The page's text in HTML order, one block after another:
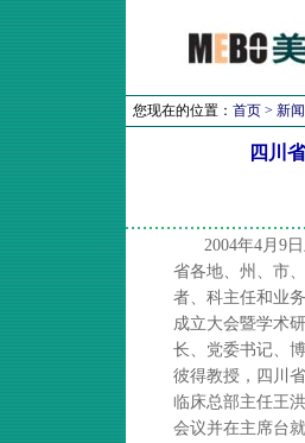
您现在的位置： 首页 > 新
四川
2004年4月9
省各地、州、市
者、科主任和业
成立大会暨学术
长、党委书记、
彼得教授，四川
临床总部主任王
会议并在主席台